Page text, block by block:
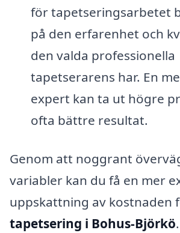
för tapetseringsarbetet
på den erfarenhet och
den valda professionella
tapetserarens har. En
expert kan ta ut högre
ofta bättre resultat.
Genom att noggrant
variabler kan du få en mer
uppskattning av kostnaden
tapetsering i Bohus-Björkö